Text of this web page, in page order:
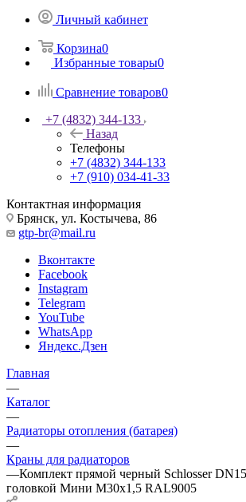
Личный кабинет
Корзина0
Избранные товары0
Сравнение товаров0
+7 (4832) 344-133
Назад
Телефоны
+7 (4832) 344-133
+7 (910) 034-41-33
Контактная информация
Брянск, ул. Костычева, 86
gtp-br@mail.ru
Вконтакте
Facebook
Instagram
Telegram
YouTube
WhatsApp
Яндекс.Дзен
Главная
—
Каталог
—
Радиаторы отопления (батарея)
—
Краны для радиаторов
—Комплект прямой черный Schlosser
головкой Мини M30x1,5 RAL9005